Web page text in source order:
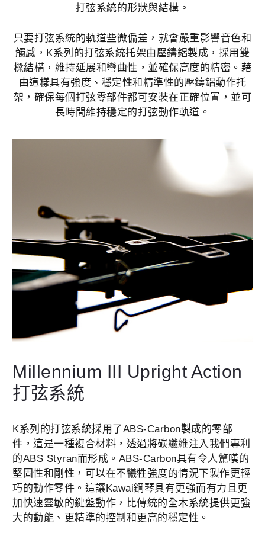
打弦系統的形狀與結構。
只要打弦系統的軌道些微偏差，就會嚴重影響音色和
觸感，K系列的打弦系統托架由壓鑄鋁製成，採用雙
樑結構，維持延展和彎曲性，並確保高度的精密。藉
由這樣具有強度、穩定性和精準性的壓鑄鋁動作托
架，確保每個打弦零部件都可安裝在正確位置，並可
長時間維持穩定的打弦動作軌道。
Millennium III Upright Action
打弦系統
K系列的打弦系統採用了ABS-Carbon製成的零部
件，這是一種複合材料，透過將碳纖維注入我們專利
的ABS Styran而形成。ABS-Carbon具有令人驚嘆的
堅固性和剛性，可以在不犧牲強度的情況下製作更輕
巧的動作零件。這讓Kawai鋼琴具有更強而有力且更
加快速靈敏的鍵盤動作，比傳統的全木系統提供更強
大的動能、更精準的控制和更高的穩定性。